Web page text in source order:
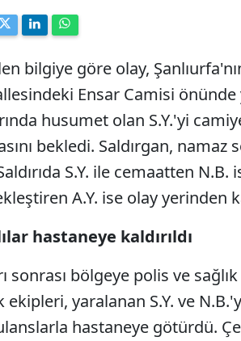
bilgiye göre olay,
Ensar Camisi önünde
husumet olan S.Y.'yi
bekledi. Saldırgan, namaz
S.Y. ile cemaatten N.B.
A.Y. ise olay yerinden
hastaneye kaldırıldı
sonrası bölgeye polis ve
ekipleri, yaralanan S.Y. ve
hastaneye götürdü.